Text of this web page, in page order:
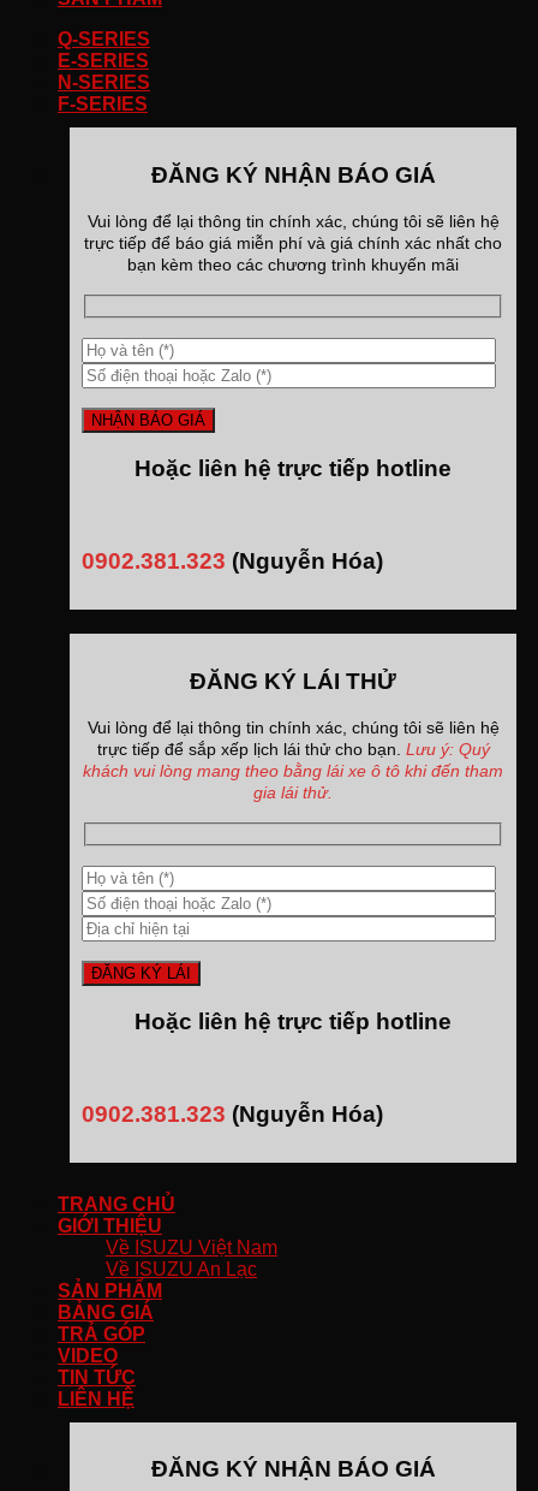
Q-SERIES
E-SERIES
N-SERIES
F-SERIES
ĐĂNG KÝ NHẬN BÁO GIÁ
Vui lòng để lại thông tin chính xác, chúng tôi sẽ liên hệ
trực tiếp để báo giá miễn phí và giá chính xác nhất cho
bạn kèm theo các chương trình khuyến mãi
Hoặc liên hệ trực tiếp hotline
0902.381.323 (Nguyễn Hóa)
ĐĂNG KÝ LÁI THỬ
Vui lòng để lại thông tin chính xác, chúng tôi sẽ liên hệ
trực tiếp để sắp xếp lịch lái thử cho bạn. Lưu ý: Quý
khách vui lòng mang theo bằng lái xe ô tô khi đến tham
gia lái thử.
Hoặc liên hệ trực tiếp hotline
0902.381.323 (Nguyễn Hóa)
TRANG CHỦ
GIỚI THIỆU
Về ISUZU Việt Nam
Về ISUZU An Lạc
SẢN PHẨM
BẢNG GIÁ
TRẢ GÓP
VIDEO
TIN TỨC
LIÊN HỆ
ĐĂNG KÝ NHẬN BÁO GIÁ